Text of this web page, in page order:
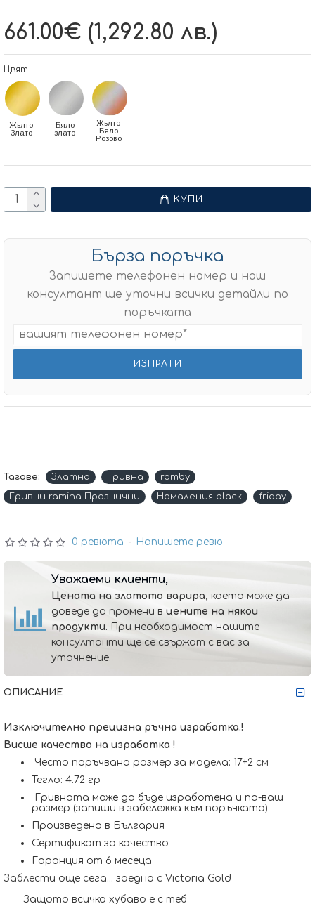
0 ревюта - Напишете ревю
661.00€ (1,292.80 лв.)
Цвят
Жълто
Злато
Бяло
злато
Жълто
Бяло
Розово
КУПИ
Бърза поръчка
Запишете телефонен номер и наш
консултант ще уточни всички детайли по
поръчката
Тагове: Златна Гривна
romby
Гривни ramina Празнични
Намаления black friday
Уважаеми клиенти,
Цената на златото варира, което може да
доведе до промени в цените на някои
продукти. При необходимост нашите
консултанти ще се свържат с вас за
уточнение.
ОПИСАНИЕ
Изключително прецизна ръчна изработка.!
Висше качество на изработка !
Често поръчвана размер за модела: 17+2 см
Тегло: 4.72 гр
Гривната може да бъде изработена и по-ваш
размер (запиши в забележка към поръчката)
Произведено в България
Сертификат за качество
Гаранция от 6 месеца
Заблести още сега... заедно с Victoria Gold
Защото всичко хубаво е с теб